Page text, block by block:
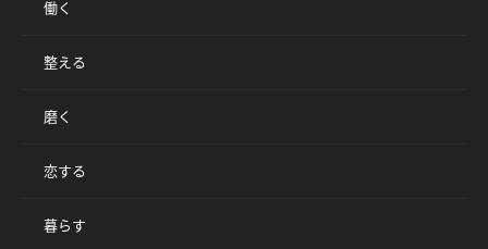
働く
整える
磨く
恋する
暮らす